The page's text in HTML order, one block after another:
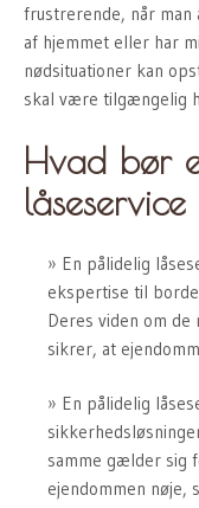
frustrerende, når man
af hjemmet eller har
nødsituationer kan
skal være tilgængelig
Hvad bør
En pålidelig
ekspertise til
Deres viden om
sikrer, at
En pålidelig
samme gælder sig
ejendommen nøje,